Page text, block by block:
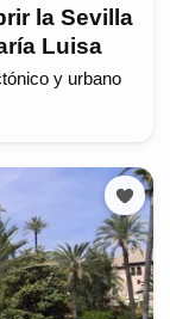
la Sevilla
Luisa
y urbano